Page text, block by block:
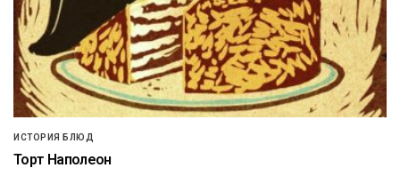
ИСТОРИЯ БЛЮД
Торт Наполеон